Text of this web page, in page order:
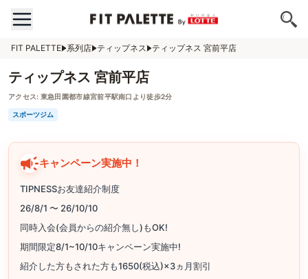
FIT PALETTE 系列店 ティップネス ティップネス 宮前平店
ティップネス 宮前平店
アクセス: 東急田園都市線宮前平駅南口より徒歩2分
スポーツジム
キャンペーン実施中！
TIPNESSお友達紹介制度
26/8/1 〜 26/10/10
同時入会(会員からの紹介無し)もOK!
期間限定8/1~10/10キャンペーン実施中!
紹介した方もされた方も1650(税込)×3ヵ月割引